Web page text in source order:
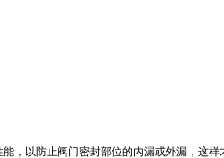
，以防止阀门密封部位的内漏或外漏，这样